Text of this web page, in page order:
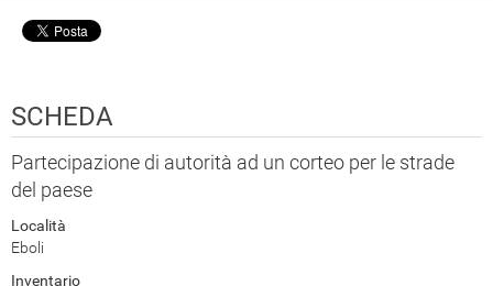
SCHEDA
Partecipazione di autorità ad un corteo per le strade
del paese
Località
Eboli
Inventario